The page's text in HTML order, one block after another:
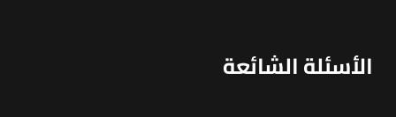
الأسئلة الشائعة